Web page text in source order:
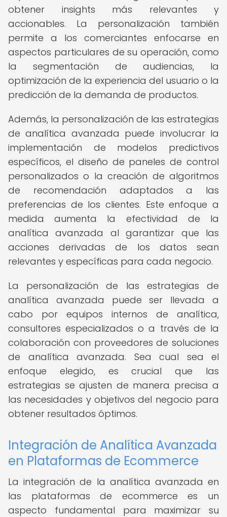
obtener insights más relevantes y
accionables. La personalización también
permite a los comerciantes enfocarse en
aspectos particulares de su operación, como
la segmentación de audiencias, la
optimización de la experiencia del usuario o la
predicción de la demanda de productos.
Además, la personalización de las estrategias
de analítica avanzada puede involucrar la
implementación de modelos predictivos
específicos, el diseño de paneles de control
personalizados o la creación de algoritmos
de recomendación adaptados a las
preferencias de los clientes. Este enfoque a
medida aumenta la efectividad de la
analítica avanzada al garantizar que las
acciones derivadas de los datos sean
relevantes y específicas para cada negocio.
La personalización de las estrategias de
analítica avanzada puede ser llevada a
cabo por equipos internos de analítica,
consultores especializados o a través de la
colaboración con proveedores de soluciones
de analítica avanzada. Sea cual sea el
enfoque elegido, es crucial que las
estrategias se ajusten de manera precisa a
las necesidades y objetivos del negocio para
obtener resultados óptimos.
Integración de Analítica Avanzada
en Plataformas de Ecommerce
La integración de la analítica avanzada en
las plataformas de ecommerce es un
aspecto fundamental para maximizar su